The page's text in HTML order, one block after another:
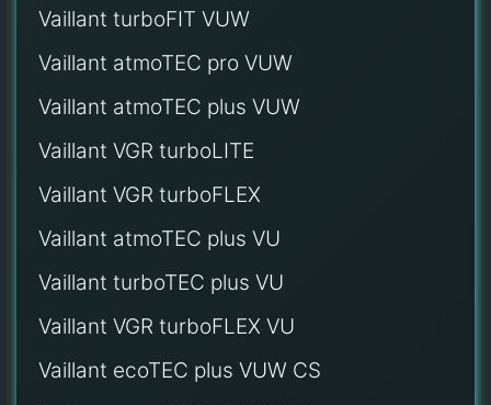
Vaillant turboFIT VUW
Vaillant atmoTEC pro VUW
Vaillant atmoTEC plus VUW
Vaillant VGR turboLITE
Vaillant VGR turboFLEX
Vaillant atmoTEC plus VU
Vaillant turboTEC plus VU
Vaillant VGR turboFLEX VU
Vaillant ecoTEC plus VUW CS